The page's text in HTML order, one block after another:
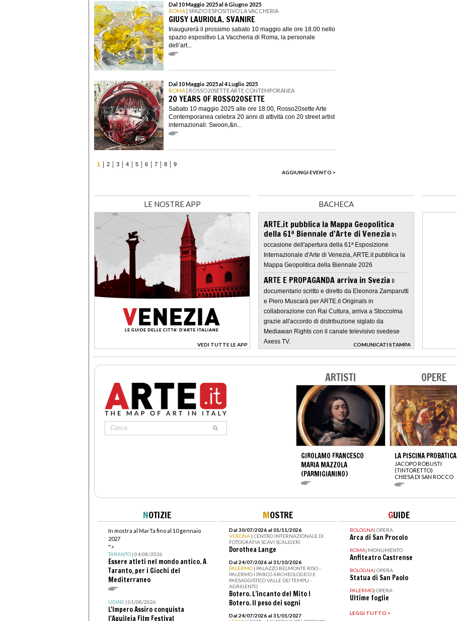
Dal 10 Maggio 2025 al 6 Giugno 2025
ROMA | SPAZIO ESPOSITIVO LA VACCHERIA
GIUSY LAURIOLA. SVANIRE
Inaugurerà il prossimo sabato 10 maggio alle ore 18.00 nello
spazio espositivo La Vaccheria di Roma, la personale
dell’art...
Dal 10 Maggio 2025 al 4 Luglio 2025
ROMA | ROSSO20SETTE ARTE CONTEMPORANEA
20 YEARS OF ROSSO20SETTE
Sabato 10 maggio 2025 alle ore 18.00, Rosso20sette Arte
Contemporanea celebra 20 anni di attività con 20 street artist
internazionali: Swoon,&n...
1 2 3 4 5 6 7 8
9
AGGIUNGI EVENTO >
LE NOSTRE APP
VEDI TUTTE LE APP
>
BACHECA
ARTE.it pubblica la Mappa Geopolitica
della 61ª Biennale d'Arte di Venezia In
occasione dell'apertura della 61ª Esposizione
Internazionale d'Arte di Venezia, ARTE.it pubblica la
Mappa Geopolitica della Biennale 2026
ARTE E PROPAGANDA arriva in Svezia Il
documentario scritto e diretto da Eleonora Zamparutti
e Piero Muscarà per ARTE.it Originals in
collaborazione con Rai Cultura, arriva a Stoccolma
grazie all'accordo di distribuzione siglato da
Mediawan Rights con il canale televisivo svedese
Axess TV.
COMUNICATI STAMPA
>
ARTISTI
GIROLAMO FRANCESCO
MARIA MAZZOLA
(PARMIGIANINO)
OPERE
LA PISCINA PROBATICA
JACOPO ROBUSTI
(TINTORETTO)
CHIESA DI SAN ROCCO
NOTIZIE
In mostra al MarTa fino al 10 gennaio
2027
">
TARANTO| 04/08/2026
Essere atleti nel mondo antico. A
Taranto, per i Giochi del
Mediterraneo
UDINE| 01/08/2026
L'Impero Assiro conquista
l'Aquileia Film Festival
MOSTRE
Dal 30/07/2026 al 01/11/2026
VERONA | CENTRO INTERNAZIONALE DI
FOTOGRAFIA SCAVI SCALIGERI
Dorothea Lange
Dal 24/07/2026 al 31/10/2026
PALERMO | PALAZZO BELMONTE RISO -
PALERMO I PARCO ARCHEOLOGICO E
PAESAGGISTICO VALLE DEI TEMPLI -
AGRIGENTO
Botero. L’incanto del Mito I
Botero. Il peso dei sogni
Dal 24/07/2026 al 31/01/2027
GUIDE
BOLOGNA| OPERA
Arca di San Procolo
ROMA| MONUMENTO
Anfiteatro Castrense
BOLOGNA| OPERA
Statua di San Paolo
PALERMO| OPERA
Ultime foglie
LEGGI TUTTO >